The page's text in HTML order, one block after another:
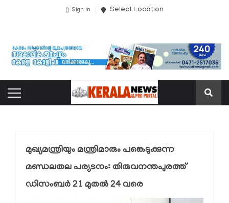
Sign In Select Location
മുഖ്യമന്ത്രിയും മന്ത്രിമാരും പങ്കെടുക്കുന്ന
മണ്ഡലതല പര്യടനം: തിരുവനന്തപുരത്ത്
ഡിസംബര്‍ 21 മുതല്‍ 24 വരെ